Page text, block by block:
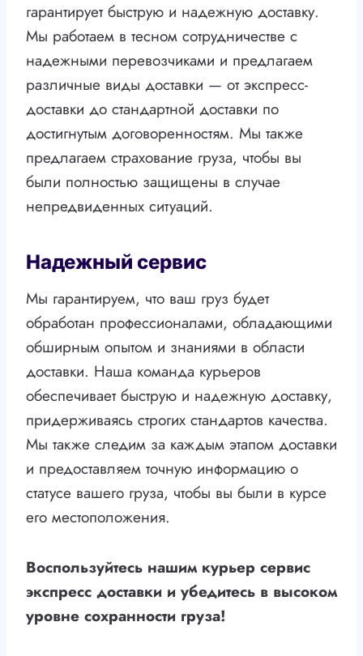
гарантирует быструю и надежную доставку.
Мы работаем в тесном сотрудничестве с
надежными перевозчиками и предлагаем
различные виды доставки — от экспресс-
доставки до стандартной доставки по
достигнутым договоренностям. Мы также
предлагаем страхование груза, чтобы вы
были полностью защищены в случае
непредвиденных ситуаций.
Надежный сервис
Мы гарантируем, что ваш груз будет
обработан профессионалами, обладающими
обширным опытом и знаниями в области
доставки. Наша команда курьеров
обеспечивает быструю и надежную доставку,
придерживаясь строгих стандартов качества.
Мы также следим за каждым этапом доставки
и предоставляем точную информацию о
статусе вашего груза, чтобы вы были в курсе
его местоположения.
Воспользуйтесь нашим курьер сервис
экспресс доставки и убедитесь в высоком
уровне сохранности груза!